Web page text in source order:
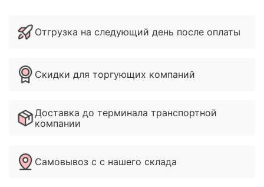
Отгрузка на следующий день после оплаты
Скидки для торгующих компаний
Доставка до терминала транспортной
компании
Самовывоз с с нашего склада